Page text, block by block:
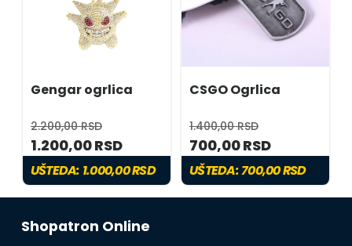
Gengar ogrlica
2.200,00 RSD
1.200,00 RSD
UŠTEDA: 1.000,00 RSD
CSGO Ogrlica
1.400,00 RSD
700,00 RSD
UŠTEDA:700,00 RSD
Shopatron Online